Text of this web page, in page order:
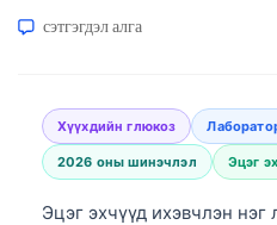
сэтгэгдэл алга
Хүүхдийн глюкоз
2026 оны шинэчлэл Эцэг
Эцэг эхчүүд ихэвчлэн